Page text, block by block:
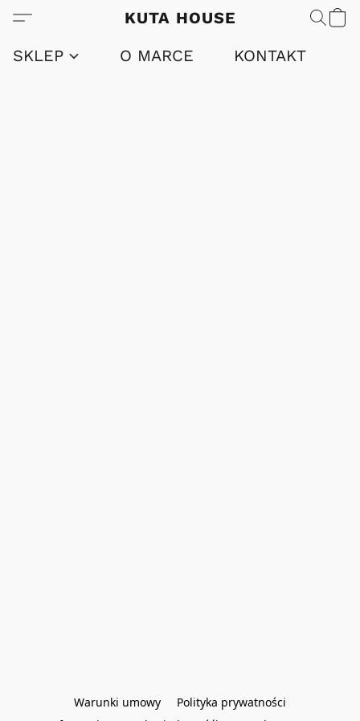
KUTA HOUSE
SKLEP
O MARCE KONTAKT
Warunki umowy
Polityka prywatności